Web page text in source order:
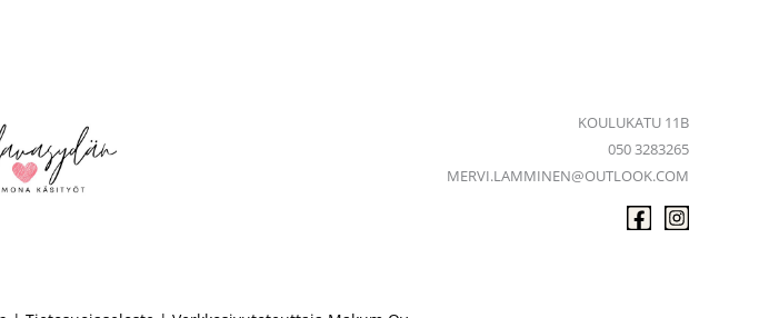
KOULUKATU 11B
050 3283265
MERVI.LAMMINEN@OUTLOOK.COM